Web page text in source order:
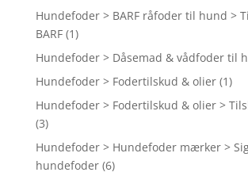
Hundefoder > BARF råfoder til hund >
BARF (1)
Hundefoder > Dåsemad & vådfoder til
Hundefoder > Fodertilskud & olier (1)
Hundefoder > Fodertilskud & olier >
(3)
Hundefoder > Hundefoder mærker >
hundefoder (6)